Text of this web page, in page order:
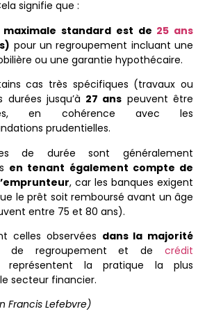
signifie que :
maximale standard est de 25 ans
pour un regroupement incluant une
ou une garantie hypothécaire.
cas très spécifiques (travaux ou
durées jusqu’à 27 ans peuvent être
en cohérence avec les
prudentielles.
de durée sont généralement
en tenant également compte de
, car les banques exigent
le prêt soit remboursé avant un âge
entre 75 et 80 ans).
celles observées dans la majorité
regroupement et decrédit
la pratique la plus
secteur financier.
Francis Lefebvre)